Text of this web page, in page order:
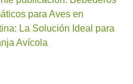
para Aves en
La Solución Ideal para
Avícola